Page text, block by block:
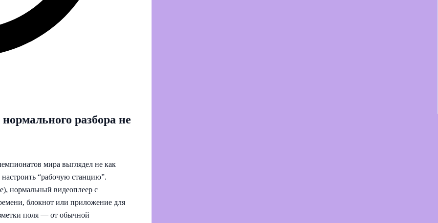
разбора не
мира выглядел не как
“рабочую станцию”.
нормальный видеоплеер с
блокнот или приложение для
поля — от обычной